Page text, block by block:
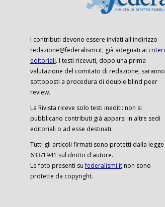
I contributi devono essere inviati all'indirizzo
redazione@federalismi.it, già adeguati ai criteri
editoriali. I testi ricevuti, dopo una prima
valutazione del comitato di redazione, saranno
sottoposti a procedura di double blind peer
review.
La Rivista riceve solo testi inediti: non si
pubblicano contributi già apparsi in altre sedi
editoriali o ad esse destinati.
Tutti gli articoli firmati sono protetti dalla legge
633/1941 sul diritto d'autore.
Le foto presenti sufederalismi.itnon sono
protette da copyright.